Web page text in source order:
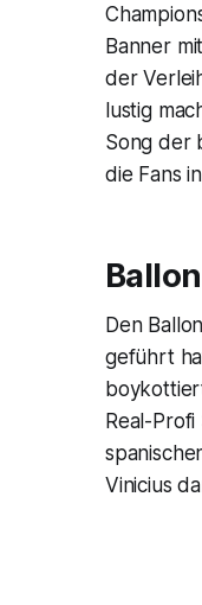
Banner
der
lustig
Song der
die Fans
Den
geführt
Real-
Vinicius